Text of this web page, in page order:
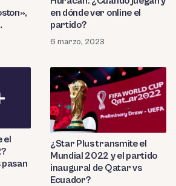
al
un
en dónde ver online el
partido?
6 marzo, 2023
el
¿Star Plus transmite el
Mundial 2022 y el partido
inaugural de Qatar vs
Ecuador?